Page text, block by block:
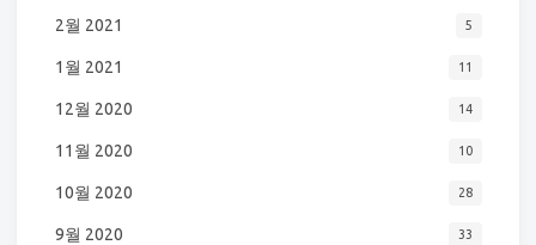
2월 2021 5
1월 2021 11
12월 2020 14
11월 2020 10
10월 2020 28
9월 2020 33